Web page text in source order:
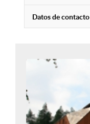
Datos de contacto